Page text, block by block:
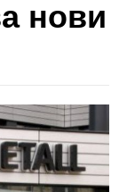
нови